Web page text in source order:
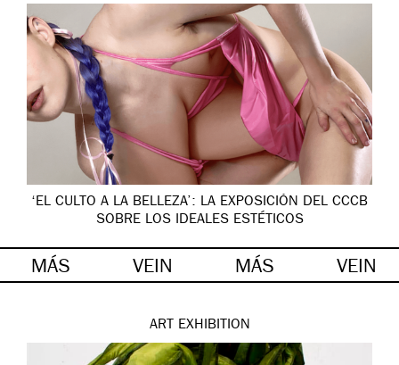
‘EL CULTO A LA BELLEZA’: LA EXPOSICIÓN DEL CCCB
SOBRE LOS IDEALES ESTÉTICOS
MÁS VEIN MÁS VEIN
ART EXHIBITION